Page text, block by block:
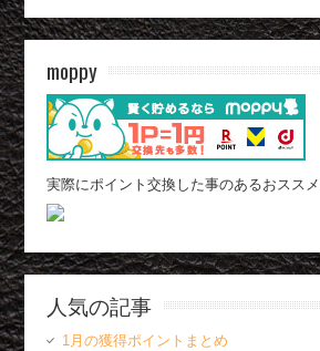
moppy
実際にポイント交換した事のあるおスス
人気の記事
1月の獲得ポイントまとめ